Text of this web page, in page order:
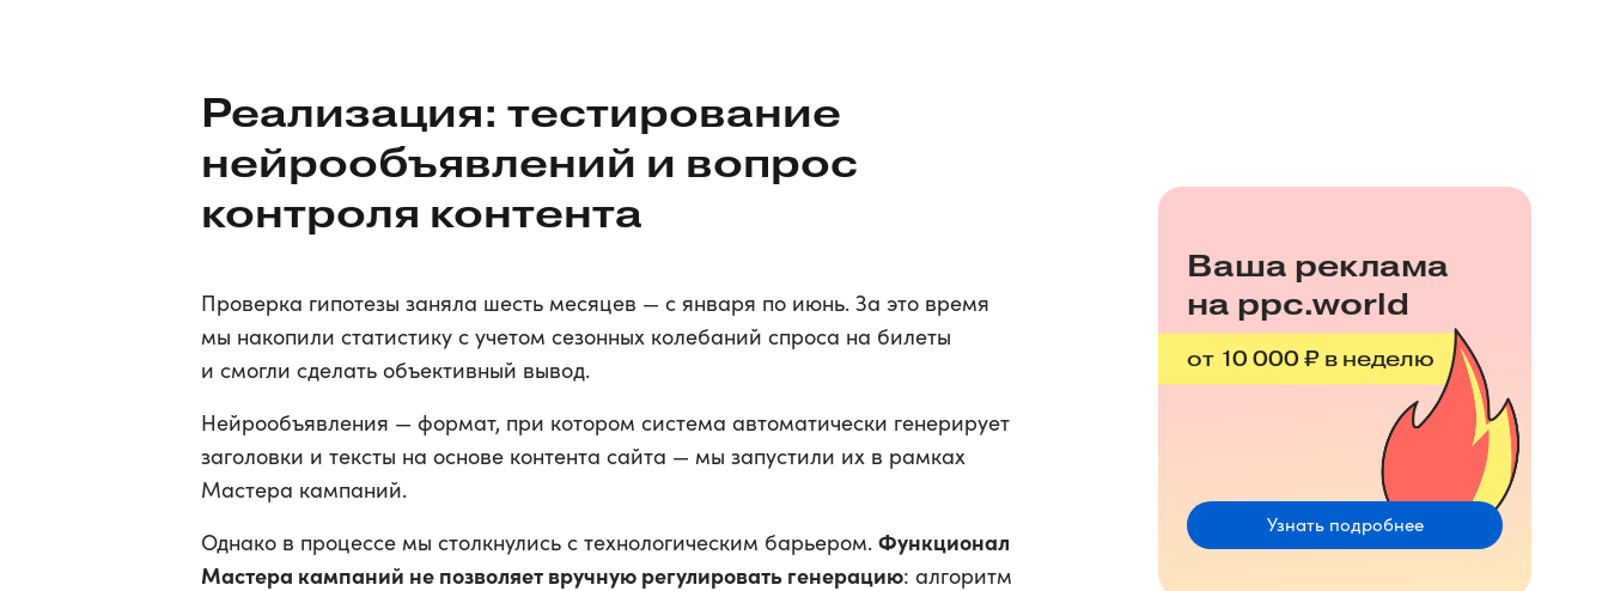
Реализация: тестирование
нейрообъявлений и вопрос
контроля контента
Проверка гипотезы заняла шесть месяцев — с января по июнь. За это время
мы накопили статистику с учетом сезонных колебаний спроса на билеты
и смогли сделать объективный вывод.
Нейрообъявления — формат, при котором система автоматически генерирует
заголовки и тексты на основе контента сайта — мы запустили их в рамках
Мастера кампаний.
Однако в процессе мы столкнулись с технологическим барьером. Функционал
Мастера кампаний не позволяет вручную регулировать генерацию: алгоритм
Ваша реклама
на ppc.world
от 10 000 ₽ в неделю
Узнать подробнее